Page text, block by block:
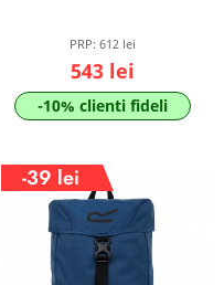
PRP: 612 lei
543 lei
-10% clienti fideli
-39 lei